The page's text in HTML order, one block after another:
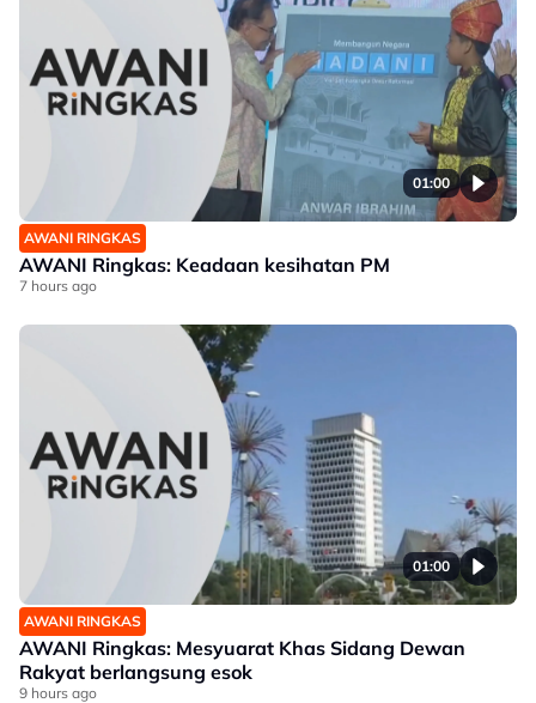
01:00
AWANI RINGKAS
AWANI Ringkas: Keadaan kesihatan PM
7 hours ago
01:00
AWANI RINGKAS
AWANI Ringkas: Mesyuarat Khas Sidang Dewan
Rakyat berlangsung esok
9 hours ago